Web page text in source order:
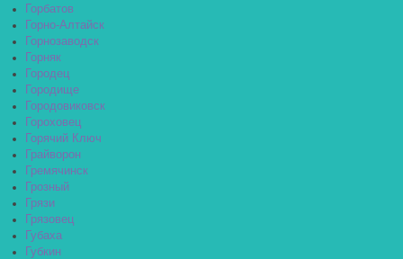
Горбатов
Горно-Алтайск
Горнозаводск
Горняк
Городец
Городище
Городовиковск
Гороховец
Горячий Ключ
Грайворон
Гремячинск
Грозный
Грязи
Грязовец
Губаха
Губкин